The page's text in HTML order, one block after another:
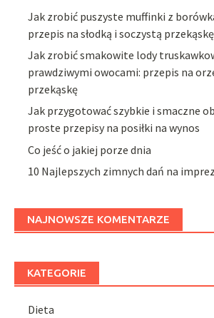
Jak zrobić puszyste muffinki z
przepis na słodką i soczystą przekąskę
Jak zrobić smakowite lody
prawdziwymi owocami: przepis na
przekąskę
Jak przygotować szybkie i smaczne
proste przepisy na posiłki na wynos
Co jeść o jakiej porze dnia
10 Najlepszych zimnych dań na
NAJNOWSZE KOMENTARZE
KATEGORIE
Dieta